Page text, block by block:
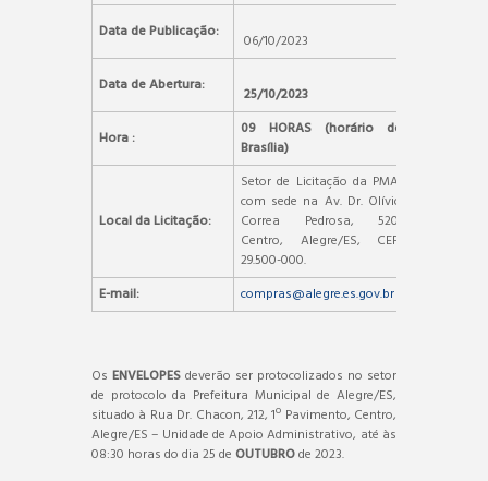
Data de Publicação:
06/10/2023
Data de Abertura:
25/10/2023
Hora :
09 HORAS (horário de
Brasília)
Local da Licitação:
Setor de Licitação da PMA,
com sede na Av. Dr. Olívio
Correa Pedrosa, 520,
Centro, Alegre/ES, CEP:
29.500-000.
E-mail:
compras@alegre.es.gov.br
Os ENVELOPES deverão ser protocolizados no setor
de protocolo da Prefeitura Municipal de Alegre/ES,
situado à Rua Dr. Chacon, 212, 1º Pavimento, Centro,
Alegre/ES – Unidade de Apoio Administrativo, até às
08:30 horas do dia 25 de OUTUBROde 2023.